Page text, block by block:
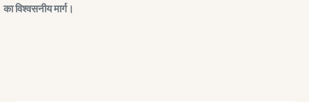
का विश्वसनीय मार्ग।